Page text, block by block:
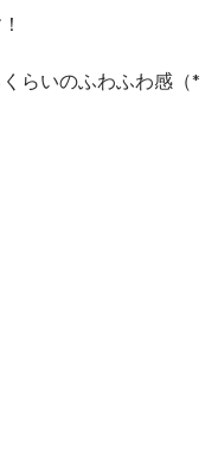
らいのふわふわ感（*